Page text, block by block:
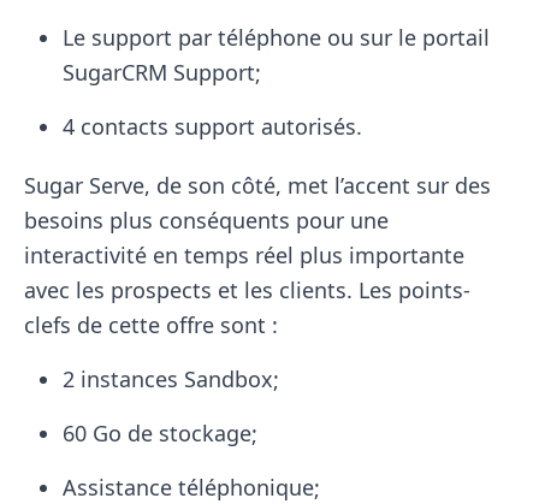
Le support par téléphone ou sur le portail
SugarCRM Support;
4 contacts support autorisés.
Sugar Serve, de son côté, met l’accent sur des
besoins plus conséquents pour une
interactivité en temps réel plus importante
avec les prospects et les clients. Les points-
clefs de cette offre sont :
2 instances Sandbox;
60 Go de stockage;
Assistance téléphonique;